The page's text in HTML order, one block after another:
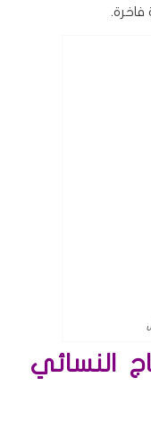
النسائي